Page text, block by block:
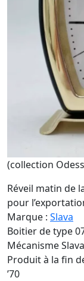
(collection
Réveil matin de
pour
Marque : Slava
Boitier de type
Mécanisme Slava
Produit à la fin
’70